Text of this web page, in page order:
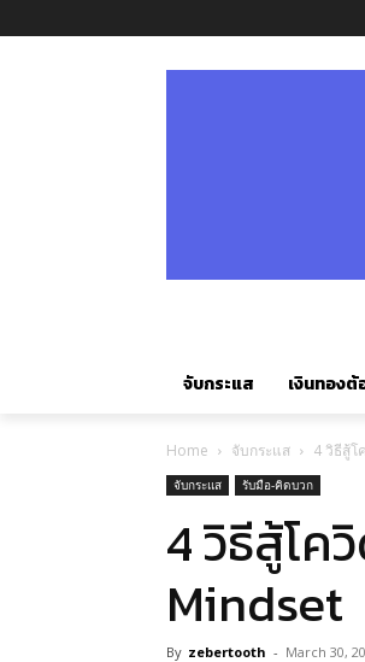
จับกระแส เงินทองต้
Home จับกระแส 4 วิธีสู้โ
จับกระแส รับมือ-คิดบวก
4 วิธีสู้โค
Mindset
By zebertooth - March 30,